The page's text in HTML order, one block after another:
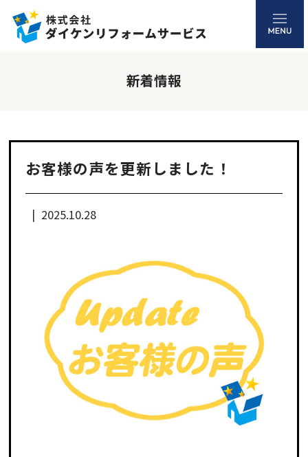
新着情報
お客様の声を更新しました！
2025.10.28